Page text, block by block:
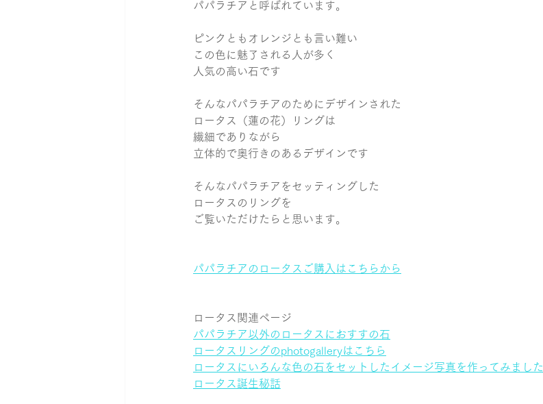
パパラチアと呼ばれています。
ピンクともオレンジとも言い難い
この色に魅了される人が多く
人気の高い石です
そんなパパラチアのためにデザインされた
ロータス（蓮の花）リングは
繊細でありながら
立体的で奥行きのあるデザインです
そんなパパラチアをセッティングした
ロータスのリングを
ご覧いただけたらと思います。
パパラチアのロータスご購入はこちらから
ロータス関連ページ
パパラチア以外のロータスにおすすの石
ロータスリングのphotogalleryはこちら
ロータスにいろんな色の石をセットしたイメージ写真を作ってみました
ロータス誕生秘話